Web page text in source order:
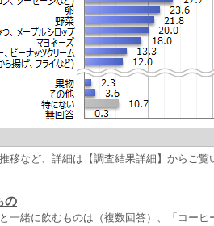
移など、詳細は【調査結果詳細】からご覧
の
一緒に飲むものは（複数回答）、「コー